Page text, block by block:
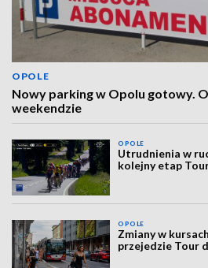
OPOLE
Nowy parking w Opolu gotowy.
weekendzie
OPOLE
Utrudnienia w
kolejny etap
OPOLE
Zmiany w
przejedzie Tour